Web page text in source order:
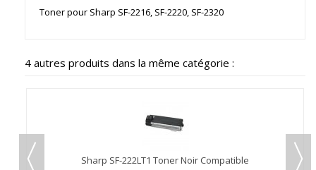
Toner pour Sharp SF-2216, SF-2220, SF-2320
4 autres produits dans la même catégorie :
Sharp SF-222LT1 Toner Noir Compatible